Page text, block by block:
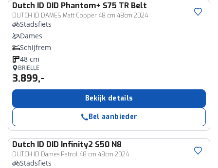
Dutch ID DID Phantom+ S75 TR Belt
DUTCH ID DAMES Matt Copper 48 cm 48cm 2024
Stadsfiets
Dames
Schijfrem
48 cm
BRIELLE
3.899,-
Bekijk details
Bel aanbieder
Dutch ID DID Infinity2 S50 N8
DUTCH ID Dames Petrol 48 cm 48cm 2024
Stadsfiets